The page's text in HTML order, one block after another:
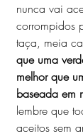
nunca vai
corrompidos
taça, meia
que uma
melhor que
baseada em
lembre que
aceitos sem